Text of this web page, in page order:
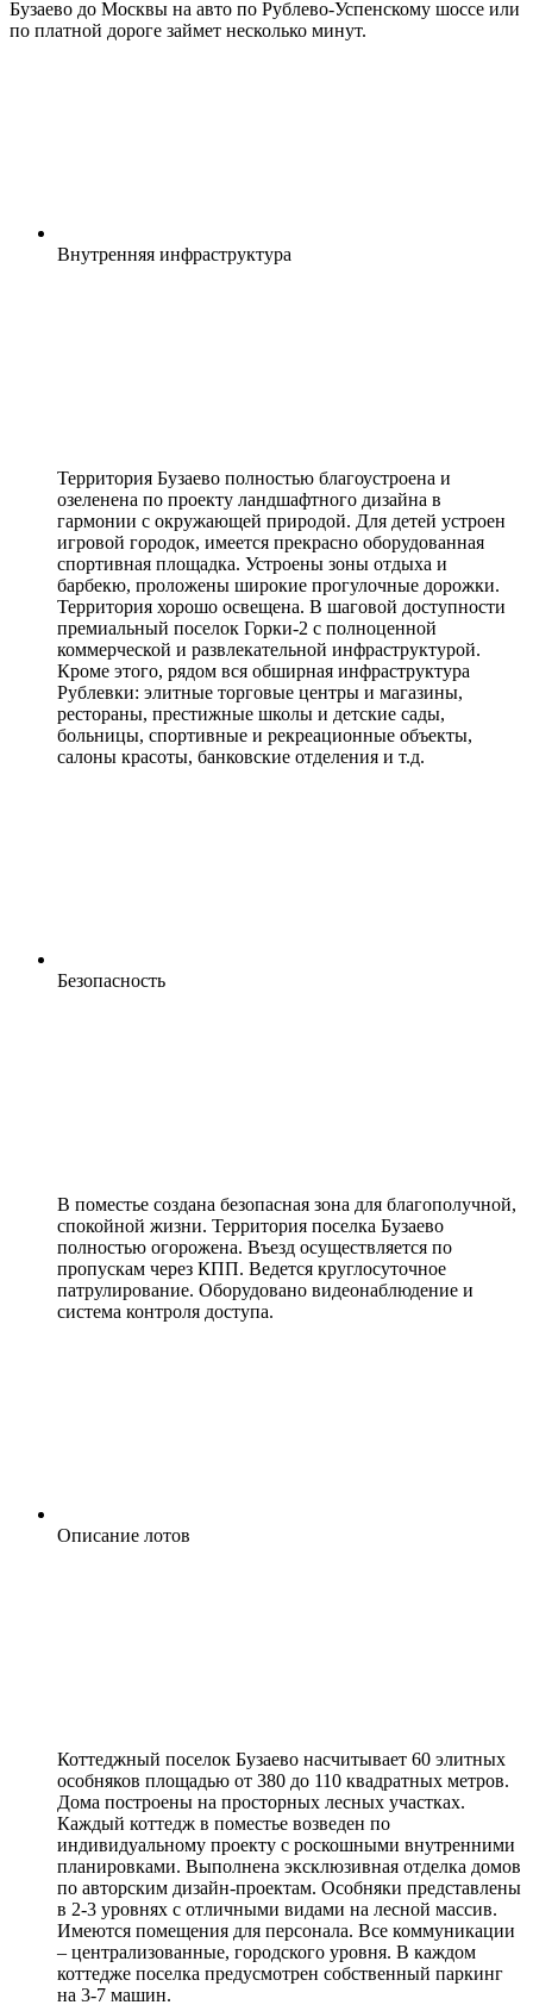
Бузаево до Москвы на авто по Рублево-Успенскому шоссе или
по платной дороге займет несколько минут.
Внутренняя инфраструктура
Территория Бузаево полностью благоустроена и
озеленена по проекту ландшафтного дизайна в
гармонии с окружающей природой. Для детей устроен
игровой городок, имеется прекрасно оборудованная
спортивная площадка. Устроены зоны отдыха и
барбекю, проложены широкие прогулочные дорожки.
Территория хорошо освещена. В шаговой доступности
премиальный поселок Горки-2 с полноценной
коммерческой и развлекательной инфраструктурой.
Кроме этого, рядом вся обширная инфраструктура
Рублевки: элитные торговые центры и магазины,
рестораны, престижные школы и детские сады,
больницы, спортивные и рекреационные объекты,
салоны красоты, банковские отделения и т.д.
Безопасность
В поместье создана безопасная зона для благополучной,
спокойной жизни. Территория поселка Бузаево
полностью огорожена. Въезд осуществляется по
пропускам через КПП. Ведется круглосуточное
патрулирование. Оборудовано видеонаблюдение и
система контроля доступа.
Описание лотов
Коттеджный поселок Бузаево насчитывает 60 элитных
особняков площадью от 380 до 110 квадратных метров.
Дома построены на просторных лесных участках.
Каждый коттедж в поместье возведен по
индивидуальному проекту с роскошными внутренними
планировками. Выполнена эксклюзивная отделка домов
по авторским дизайн-проектам. Особняки представлены
в 2-3 уровнях с отличными видами на лесной массив.
Имеются помещения для персонала. Все коммуникации
– централизованные, городского уровня. В каждом
коттедже поселка предусмотрен собственный паркинг
на 3-7 машин.